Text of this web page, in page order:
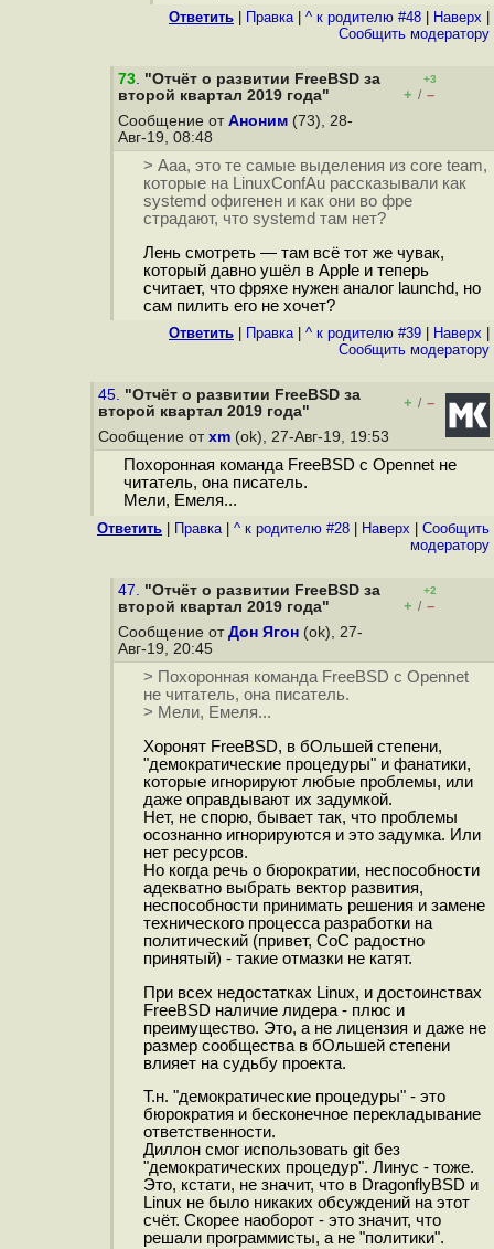
Ответить Правка| ^ к родителю #48 Наверх
Cообщить модератору
73. "Отчёт о развитии FreeBSD за
второй квартал 2019 года"
+3
+ / –
Сообщение от Аноним (73), 28-
Авг-19, 08:48
> Ааа, это те самые выделения из core team,
которые на LinuxConfAu рассказывали как
systemd офигенен и как они во фре
страдают, что systemd там нет?
Лень смотреть — там всё тот же чувак,
который давно ушёл в Apple и теперь
считает, что фряхе нужен аналог launchd, но
сам пилить его не хочет?
Ответить Правка| ^ к родителю #39 Наверх
Cообщить модератору
45. "Отчёт о развитии FreeBSD за
второй квартал 2019 года"
+ / –
Сообщение от xm (ok), 27-Авг-19, 19:53
Похоронная команда FreeBSD с Opennet не
читатель, она писатель.
Мели, Емеля...
Ответить Правка| ^ к родителю #28 Наверх
Cообщить
модератору
47. "Отчёт о развитии FreeBSD за
второй квартал 2019 года"
+2
+ / –
Сообщение от Дон Ягон (ok), 27-
Авг-19, 20:45
> Похоронная команда FreeBSD с Opennet
не читатель, она писатель.
> Мели, Емеля...
Хоронят FreeBSD, в бОльшей степени,
"демократические процедуры" и фанатики,
которые игнорируют любые проблемы, или
даже оправдывают их задумкой.
Нет, не спорю, бывает так, что проблемы
осознанно игнорируются и это задумка. Или
нет ресурсов.
Но когда речь о бюрократии, неспособности
адекватно выбрать вектор развития,
неспособности принимать решения и замене
технического процесса разработки на
политический (привет, CoC радостно
принятый) - такие отмазки не катят.
При всех недостатках Linux, и достоинствах
FreeBSD наличие лидера - плюс и
преимущество. Это, а не лицензия и даже не
размер сообщества в бОльшей степени
влияет на судьбу проекта.
Т.н. "демократические процедуры" - это
бюрократия и бесконечное перекладывание
ответственности.
Диллон смог использовать git без
"демократических процедур". Линус - тоже.
Это, кстати, не значит, что в DragonflyBSD и
Linux не было никаких обсуждений на этот
счёт. Скорее наоборот - это значит, что
решали программисты, а не "политики".